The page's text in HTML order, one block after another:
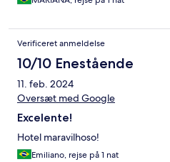
Verificeret anmeldelse
10/10 Enestående
11. feb. 2024
Oversæt med Google
Excelente!
Hotel maravilhoso!
Emiliano, rejse på 1 nat